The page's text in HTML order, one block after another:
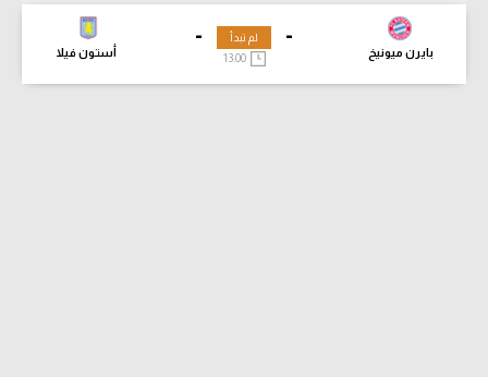
-
بايرن ميونيخ
-
أستون فيلا
لم تبدأ
13:00